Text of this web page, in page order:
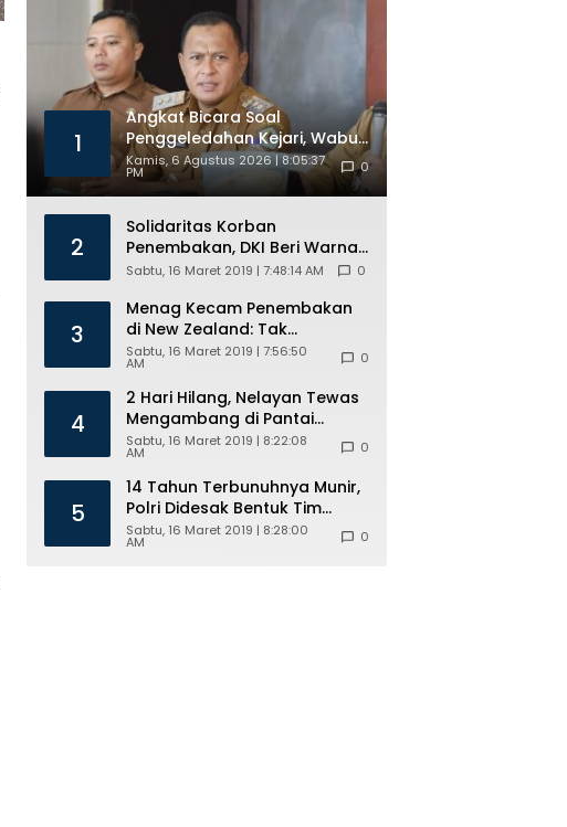
Kuota
Beasiswa
1
Angkat Bicara Soal
Penggeledahan Kejari, Wabup
Pamekasan : Terpenting Kita
Taat Hukum
Kamis, 6 Agustus 2026 | 8:05:37
PM 0
2
Solidaritas Korban
Penembakan, DKI Beri Warna
Bendera New Zealand di JPO
Sabtu, 16 Maret 2019 | 7:48:14 AM 0
3
Menag Kecam Penembakan
di New Zealand: Tak
Berperikemanusiaan!
Sabtu, 16 Maret 2019 | 7:56:50
AM 0
4
2 Hari Hilang, Nelayan Tewas
Mengambang di Pantai
Cipalawah Garut
Sabtu, 16 Maret 2019 | 8:22:08
AM 0
5
14 Tahun Terbunuhnya Munir,
Polri Didesak Bentuk Tim
Khusus
Sabtu, 16 Maret 2019 | 8:28:00
AM 0